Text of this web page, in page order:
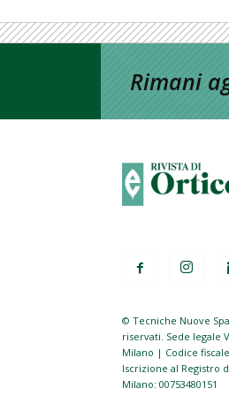
Rimani
© Tecniche Nuove
riservati. Sede legale
Milano | Codice
Iscrizione al Registro
Milano: 00753480151